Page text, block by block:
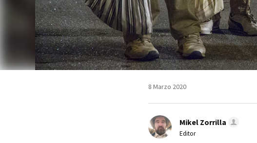
8 Marzo 2020
Mikel Zorrilla
Editor